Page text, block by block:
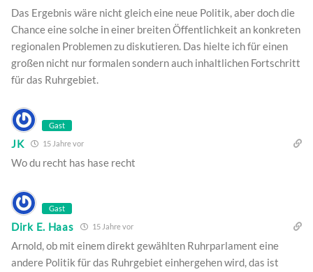
Das Ergebnis wäre nicht gleich eine neue Politik, aber doch die
Chance eine solche in einer breiten Öffentlichkeit an konkreten
regionalen Problemen zu diskutieren. Das hielte ich für einen
großen nicht nur formalen sondern auch inhaltlichen Fortschritt
für das Ruhrgebiet.
Gast
JK 15 Jahre vor
Wo du recht has hase recht
Gast
Dirk E. Haas 15 Jahre vor
Arnold, ob mit einem direkt gewählten Ruhrparlament eine
andere Politik für das Ruhrgebiet einhergehen wird, das ist